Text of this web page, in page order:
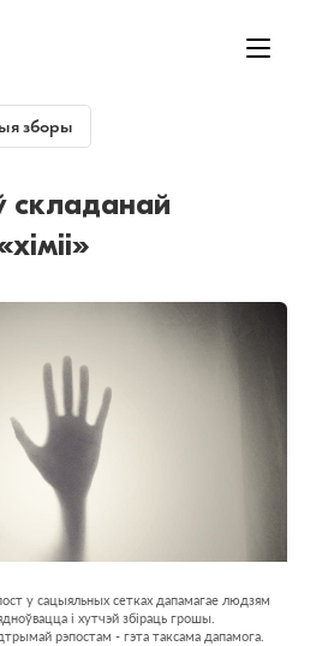
зборы
складанай
у сацыяльных сетках дапамагае людзям
і хутчэй збіраць грошы.
рэпостам - гэта таксама дапамога.